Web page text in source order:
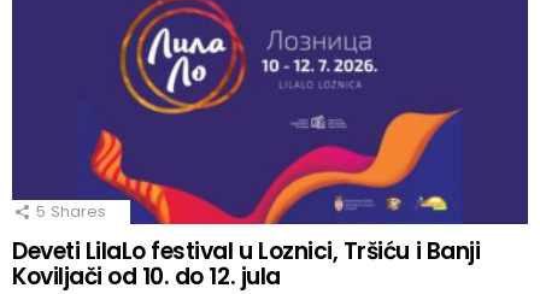
5 Shares
Deveti LilaLo festival u Loznici, Tršiću i Banji
Koviljači od 10. do 12. jula